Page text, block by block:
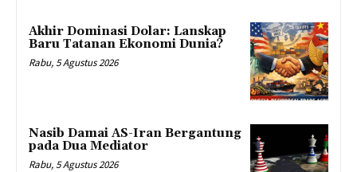
Akhir Dominasi Dolar: Lanskap
Baru Tatanan Ekonomi Dunia?
Rabu, 5 Agustus 2026
Nasib Damai AS-Iran Bergantung
pada Dua Mediator
Rabu, 5 Agustus 2026